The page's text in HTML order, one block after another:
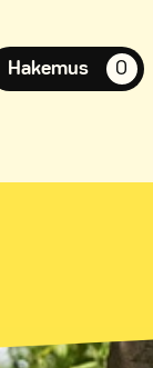
Hakemus
suosikkiasuntoja,
0